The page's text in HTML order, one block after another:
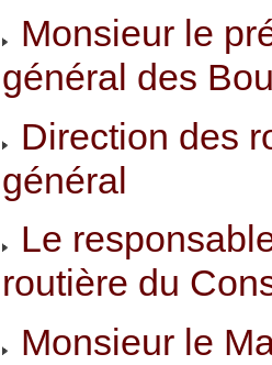
Monsieur le
général des
Direction des
général
Le
routière du
Monsieur le